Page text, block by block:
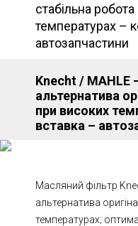
Паливна система
Акумулятори
Ходова частина
ГРМ
Гальмівна система
стабільна
температурах –
автозапчастини
Knecht / MAHLE
альтернатива
при високих
вставка –
Масляний фільтр
альтернатива
температурах;